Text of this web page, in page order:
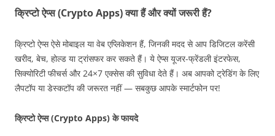
क्रिप्टो ऐप्स (Crypto Apps) क्या हैं और क्यों जरूरी हैं?
क्रिप्टो ऐप्स ऐसे मोबाइल या वेब एप्लिकेशन हैं, जिनकी मदद से आप डिजिटल करेंसी
खरीद, बेच, होल्ड या ट्रांसफर कर सकते हैं। ये ऐप्स यूजर-फ्रेंडली इंटरफेस,
सिक्योरिटी फीचर्स और 24×7 एक्सेस की सुविधा देते हैं। अब आपको ट्रेडिंग के लिए
लैपटॉप या डेस्कटॉप की जरूरत नहीं — सबकुछ आपके स्मार्टफोन पर!
क्रिप्टो ऐप्स (Crypto Apps) के फायदे